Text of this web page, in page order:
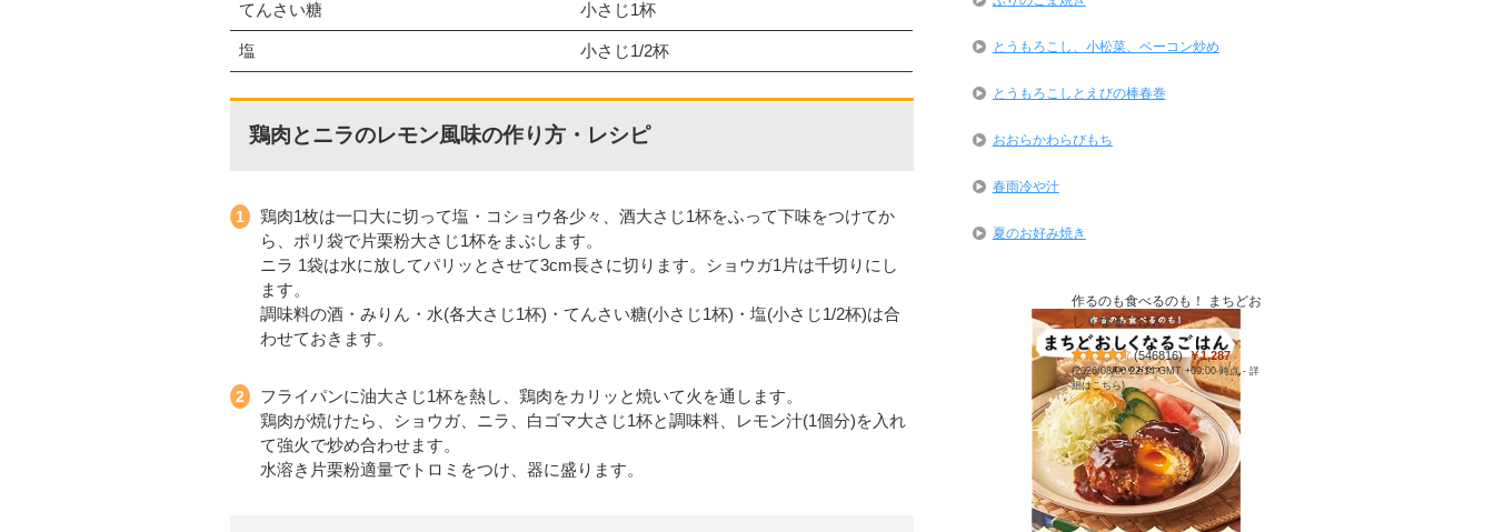
てんさい糖 小さじ1杯
塩 小さじ1/2杯
鶏肉とニラのレモン風味の作り方・レシピ
鶏肉1枚は一口大に切って塩・コショウ各少々、酒大さじ1杯をふって下味をつけてか
ら、ポリ袋で片栗粉大さじ1杯をまぶします。
ニラ 1袋は水に放してパリッとさせて3cm長さに切ります。ショウガ1片は千切りにし
ます。
調味料の酒・みりん・水(各大さじ1杯)・てんさい糖(小さじ1杯)・塩(小さじ1/2杯)は合
わせておきます。
フライパンに油大さじ1杯を熱し、鶏肉をカリッと焼いて火を通します。
鶏肉が焼けたら、ショウガ、ニラ、白ゴマ大さじ1杯と調味料、レモン汁(1個分)を入れ
て強火で炒め合わせます。
水溶き片栗粉適量でトロミをつけ、器に盛ります。
とうもろこし、小松菜、ベーコン炒め
とうもろこしとえびの棒春巻
おおらかわらびもち
春雨冷や汁
夏のお好み焼き
作るのも食べるのも！ まちどお
しくなるごはん
(546816) ￥1,287
(2026/08/06 22:14 GMT +09:00 時点 -詳
細はこちら)